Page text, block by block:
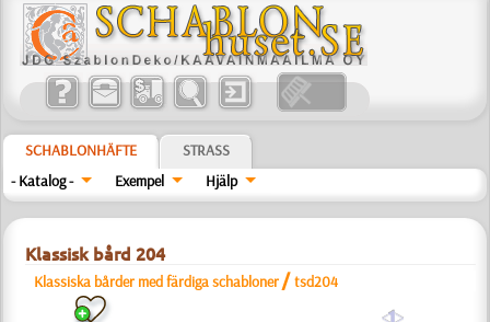
SCHABLONHÄFTE
STRASS
- Katalog -
Exempel Hjälp
Klassisk bård 204
Klassiska bårder med färdiga schabloner /tsd204